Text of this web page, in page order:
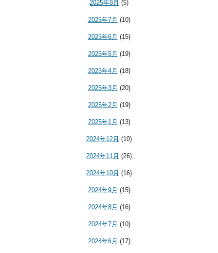
2025年8月 (5)
2025年7月 (10)
2025年6月 (15)
2025年5月 (19)
2025年4月 (18)
2025年3月 (20)
2025年2月 (19)
2025年1月 (13)
2024年12月 (10)
2024年11月 (26)
2024年10月 (16)
2024年9月 (15)
2024年8月 (16)
2024年7月 (10)
2024年6月 (17)